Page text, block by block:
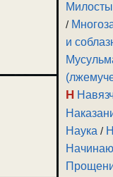
/
и
Н
Наука /